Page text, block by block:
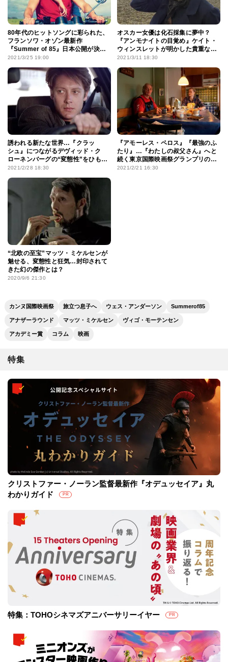
80年代のヒットソングに彩られた、
フランソワ・オゾン最新作
『Summer of 85』日本公開が決
定！
2021/3/25 19:00
オスカー女優は化石採集に夢中？
『アンモナイトの目覚め』ケイト・
ウィンスレットが明かした貴重な体
験
2021/3/11 18:30
誘われる新たな世界…『クラッ
シュ』につながるデヴィッド・ク
ローネンバーグの“変態性”をひも解
く
2021/2/28 18:30
『アモーレス・ペロス』『最強のふ
たり』…『わたしの叔父さん』へと
続く東京国際映画祭グランプリの系
譜
2021/2/21 16:30
“北欧の至宝”マッツ・ミケルセンが
魅せる、変態性と狂気…封印されて
きた幻の傑作とは？
2020/9/6 21:30
カンヌ国際映画祭 旅立つ息子へ ウェス・アンダーソン Summerof85
アナザーラウンド マッツ・ミケルセン ヴィゴ・モーテンセン
アカデミー賞 コラム 映画
特集
クリストファー・ノーラン監督最新作『オデュッセイア』丸
わかりガイド
PR
特集：TOHOシネマズアニバーサリーイヤー PR